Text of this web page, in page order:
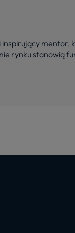
rynku stanowią